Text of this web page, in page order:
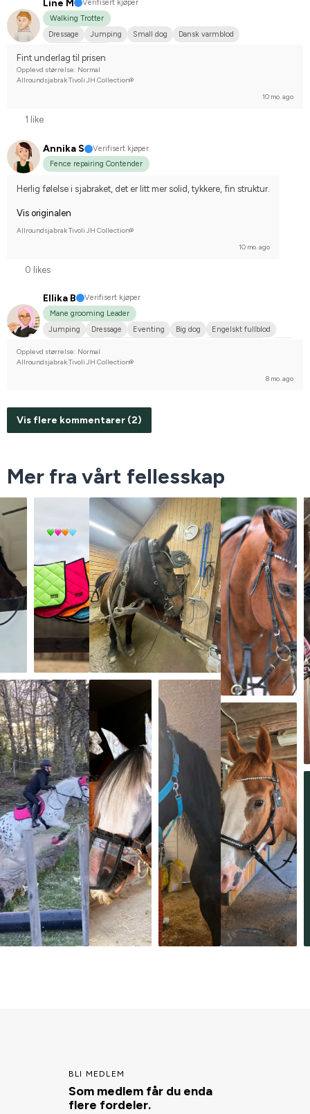
Line M
Verifisert kjøper
Walking Trotter
Dressage
Jumping Small dog
Dansk varmblod
Fint underlag til prisen
Opplevd størrelse: Normal
Allroundsjabrak Tivoli JH Collection®
10 mo. ago
1 like
Annika S
Verifisert kjøper
Fence repairing Contender
Herlig følelse i sjabraket, det er litt mer solid, tykkere, fin struktur.
Vis originalen
Allroundsjabrak Tivoli JH Collection®
10 mo. ago
0 likes
Ellika B
Verifisert kjøper
Mane grooming Leader
Jumping
Dressage Eventing Big dog
Engelskt fullblod
Svensk ridponny
Svenskt varmblod (SWB)
Opplevd størrelse: Normal
Allroundsjabrak Tivoli JH Collection®
8 mo. ago
Vis flere kommentarer (2)
Mer fra vårt fellesskap
BLI MEDLEM
Som medlem får du enda
flere fordeler.